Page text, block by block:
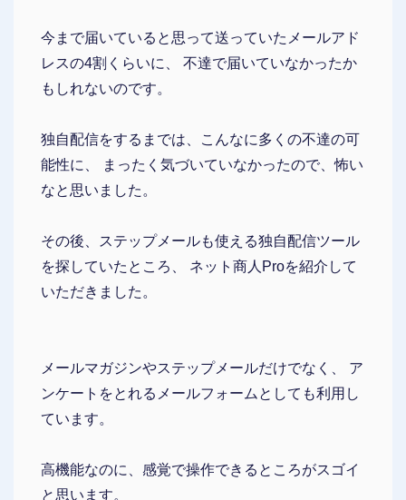
今まで届いていると思って送っていたメールアド
レスの4割くらいに、 不達で届いていなかったか
もしれないのです。
独自配信をするまでは、こんなに多くの不達の可
能性に、 まったく気づいていなかったので、怖い
なと思いました。
その後、ステップメールも使える独自配信ツール
を探していたところ、 ネット商人Proを紹介して
いただきました。
メールマガジンやステップメールだけでなく、 ア
ンケートをとれるメールフォームとしても利用し
ています。
高機能なのに、感覚で操作できるところがスゴイ
と思います。